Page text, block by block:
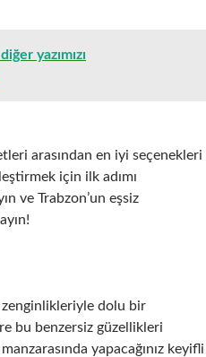
yazımızı
arasından en iyi seçenekleri
için ilk adımı
ve Trabzon’un eşsiz
dolu bir
bu benzersiz güzellikleri
yapacağınız keyifli